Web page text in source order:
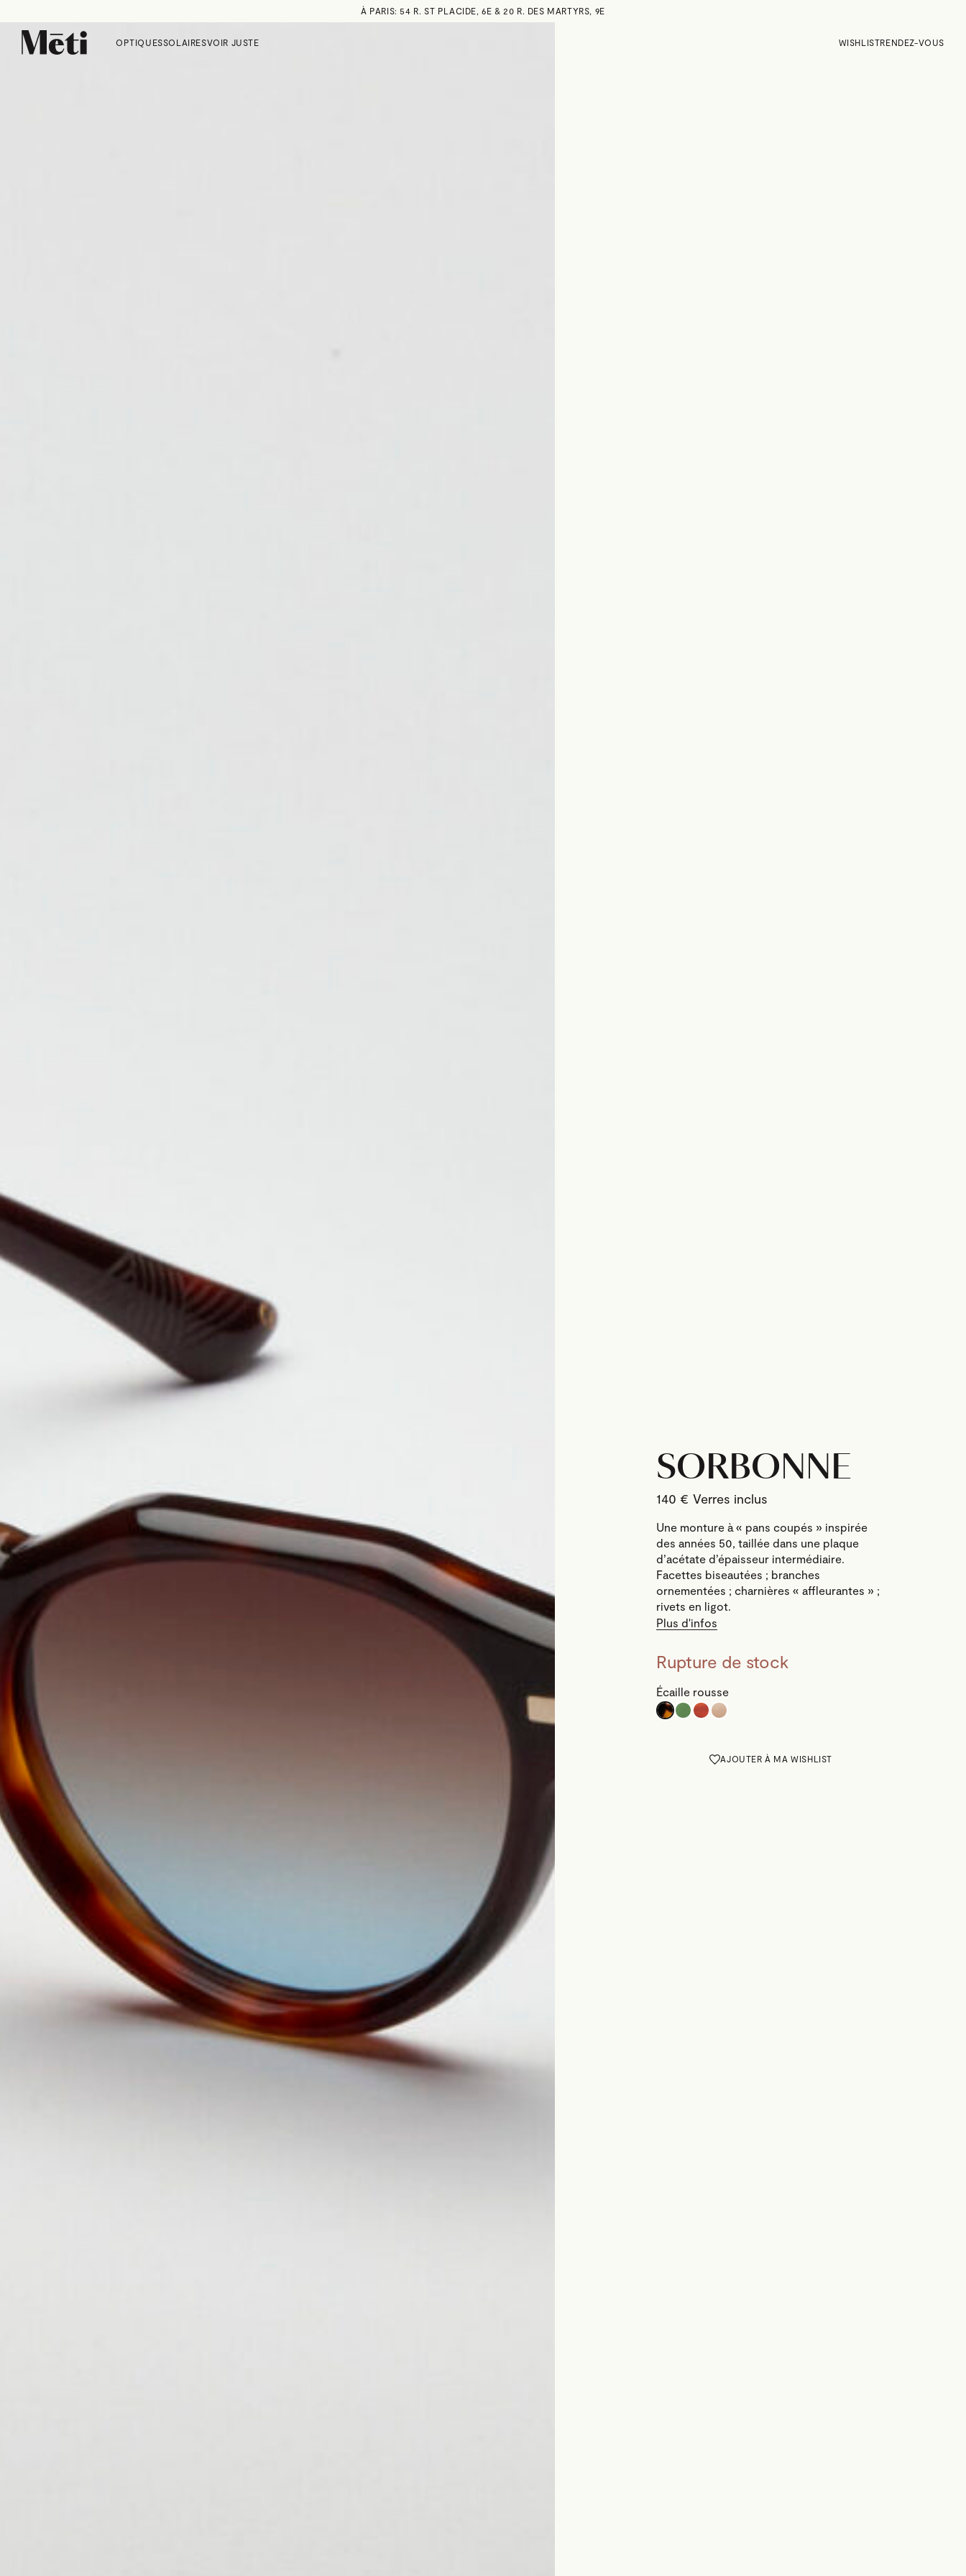
À PARIS: 54 R. ST PLACIDE, 6E & 20 R. DES MARTYRS, 9E
OPTIQUESSOLAIRESVOIR JUSTE WISHLISTRENDEZ-VOUS
SORBONNE
140 €
Une monture à « pans coupés » inspirée
des années 50, taillée dans une plaque
d’acétate d’épaisseur intermédiaire.
Facettes biseautées ; branches
ornementées ; charnières « affleurantes » ;
rivets en ligot.
Plus d'infos
Rupture de stock
Écaille rousse
AJOUTER À MA WISHLIST